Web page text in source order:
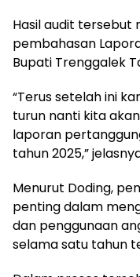
Hasil audit tersebut
pembahasan
Bupati Trenggalek
“Terus setelah ini
turun nanti kita
laporan
tahun 2025,”
Menurut Doding,
penting dalam
dan penggunaan
selama satu tahun